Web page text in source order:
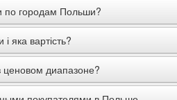
+ договориться о встрече с
языка - если вы по польски не
Доверенность будет сделанна в
языке, вам необходимо отправить
доверенность будет сразу и проект
( русские + украинский) тогда
по городам Польши?
даты для поездки и
вам способом.
яка вартість?
ценовом диапазоне?
образом: Вы высылаете